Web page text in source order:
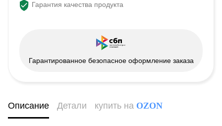
Гарантия качества продукта
Гарантированное безопасное оформление заказа
Описание Детали купить на OZON